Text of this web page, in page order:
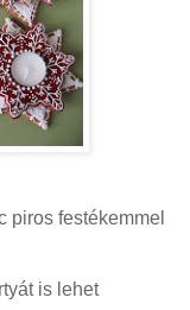
piros festékemmel
is lehet